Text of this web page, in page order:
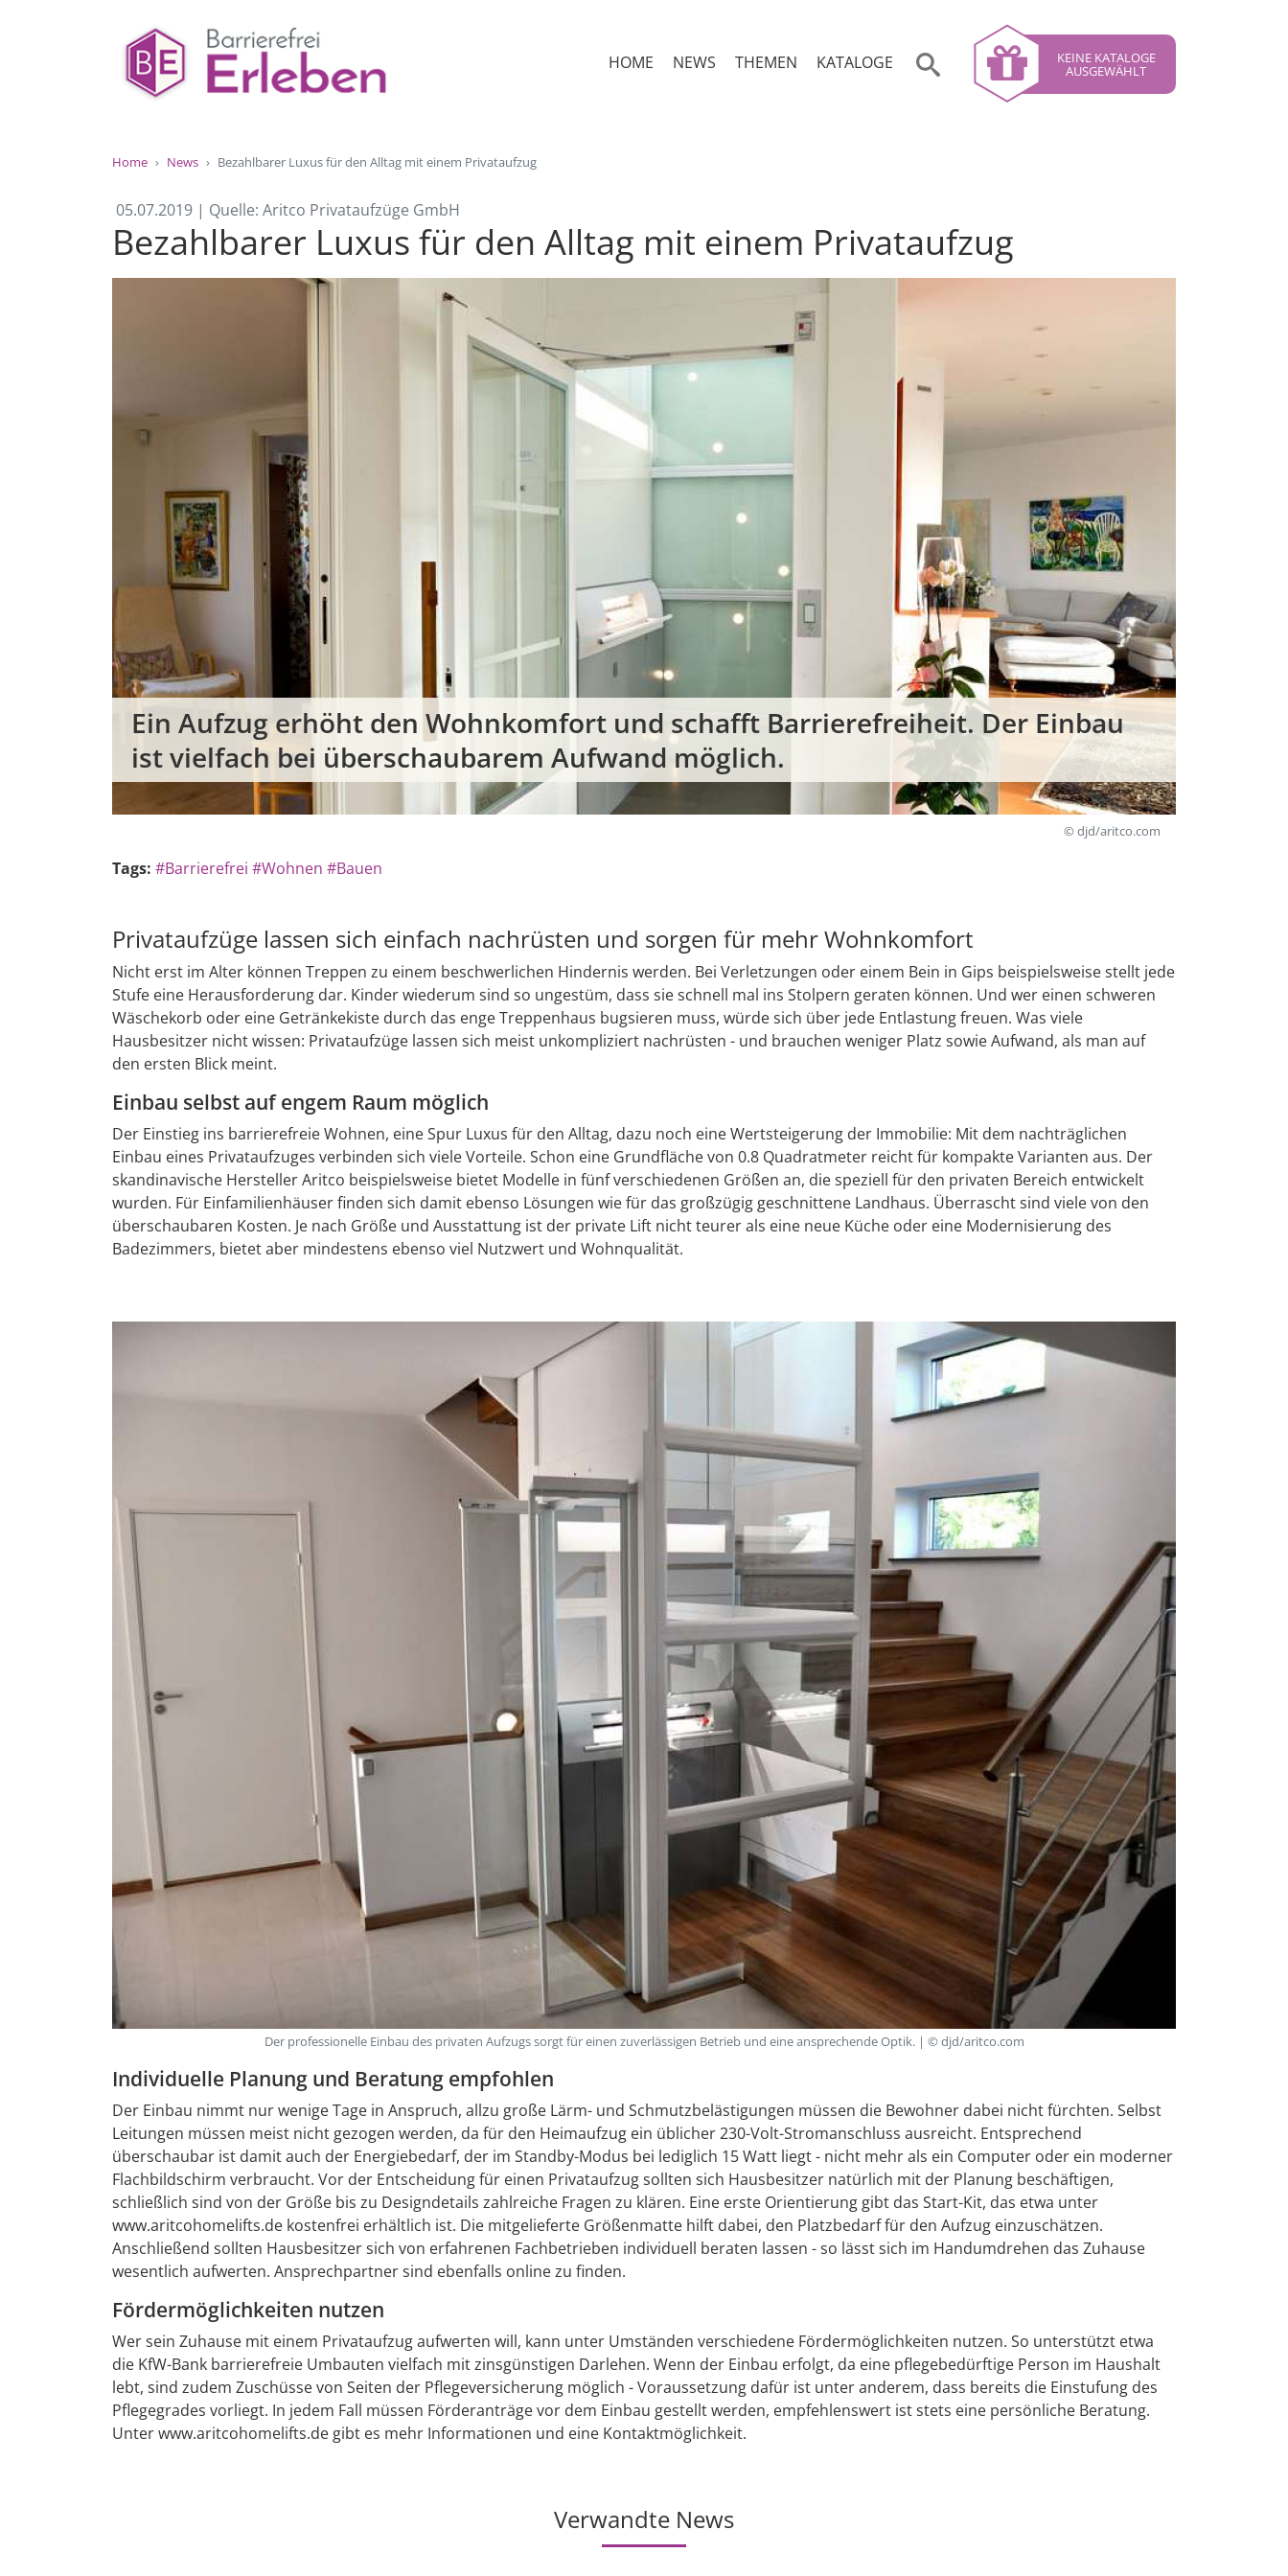
HOME NEWS THEMEN KATALOGE KEINE KATALOGE
AUSGEWÄHLT
Home News Bezahlbarer Luxus für den Alltag mit einem Privataufzug
05.07.2019 | Quelle: Aritco Privataufzüge GmbH
Bezahlbarer Luxus für den Alltag mit einem Privataufzug
Ein Aufzug erhöht den Wohnkomfort und schafft Barrierefreiheit. Der Einbau
ist vielfach bei überschaubarem Aufwand möglich.
© djd/aritco.com
Tags: #Barrierefrei #Wohnen #Bauen
Privataufzüge lassen sich einfach nachrüsten und sorgen für mehr Wohnkomfort
Nicht erst im Alter können Treppen zu einem beschwerlichen Hindernis werden. Bei Verletzungen oder einem Bein in Gips beispielsweise stellt jede
Stufe eine Herausforderung dar. Kinder wiederum sind so ungestüm, dass sie schnell mal ins Stolpern geraten können. Und wer einen schweren
Wäschekorb oder eine Getränkekiste durch das enge Treppenhaus bugsieren muss, würde sich über jede Entlastung freuen. Was viele
Hausbesitzer nicht wissen: Privataufzüge lassen sich meist unkompliziert nachrüsten - und brauchen weniger Platz sowie Aufwand, als man auf
den ersten Blick meint.
Einbau selbst auf engem Raum möglich
Der Einstieg ins barrierefreie Wohnen, eine Spur Luxus für den Alltag, dazu noch eine Wertsteigerung der Immobilie: Mit dem nachträglichen
Einbau eines Privataufzuges verbinden sich viele Vorteile. Schon eine Grundfläche von 0.8 Quadratmeter reicht für kompakte Varianten aus. Der
skandinavische Hersteller Aritco beispielsweise bietet Modelle in fünf verschiedenen Größen an, die speziell für den privaten Bereich entwickelt
wurden. Für Einfamilienhäuser finden sich damit ebenso Lösungen wie für das großzügig geschnittene Landhaus. Überrascht sind viele von den
überschaubaren Kosten. Je nach Größe und Ausstattung ist der private Lift nicht teurer als eine neue Küche oder eine Modernisierung des
Badezimmers, bietet aber mindestens ebenso viel Nutzwert und Wohnqualität.
Der professionelle Einbau des privaten Aufzugs sorgt für einen zuverlässigen Betrieb und eine ansprechende Optik. | © djd/aritco.com
Individuelle Planung und Beratung empfohlen
Der Einbau nimmt nur wenige Tage in Anspruch, allzu große Lärm- und Schmutzbelästigungen müssen die Bewohner dabei nicht fürchten. Selbst
Leitungen müssen meist nicht gezogen werden, da für den Heimaufzug ein üblicher 230-Volt-Stromanschluss ausreicht. Entsprechend
überschaubar ist damit auch der Energiebedarf, der im Standby-Modus bei lediglich 15 Watt liegt - nicht mehr als ein Computer oder ein moderner
Flachbildschirm verbraucht. Vor der Entscheidung für einen Privataufzug sollten sich Hausbesitzer natürlich mit der Planung beschäftigen,
schließlich sind von der Größe bis zu Designdetails zahlreiche Fragen zu klären. Eine erste Orientierung gibt das Start-Kit, das etwa unter
www.aritcohomelifts.de kostenfrei erhältlich ist. Die mitgelieferte Größenmatte hilft dabei, den Platzbedarf für den Aufzug einzuschätzen.
Anschließend sollten Hausbesitzer sich von erfahrenen Fachbetrieben individuell beraten lassen - so lässt sich im Handumdrehen das Zuhause
wesentlich aufwerten. Ansprechpartner sind ebenfalls online zu finden.
Fördermöglichkeiten nutzen
Wer sein Zuhause mit einem Privataufzug aufwerten will, kann unter Umständen verschiedene Fördermöglichkeiten nutzen. So unterstützt etwa
die KfW-Bank barrierefreie Umbauten vielfach mit zinsgünstigen Darlehen. Wenn der Einbau erfolgt, da eine pflegebedürftige Person im Haushalt
lebt, sind zudem Zuschüsse von Seiten der Pflegeversicherung möglich - Voraussetzung dafür ist unter anderem, dass bereits die Einstufung des
Pflegegrades vorliegt. In jedem Fall müssen Förderanträge vor dem Einbau gestellt werden, empfehlenswert ist stets eine persönliche Beratung.
Unter www.aritcohomelifts.de gibt es mehr Informationen und eine Kontaktmöglichkeit.
Verwandte News